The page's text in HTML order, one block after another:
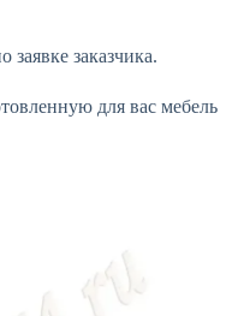
заявке заказчика.
для вас мебель